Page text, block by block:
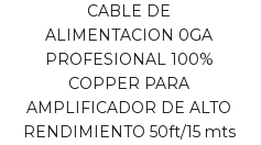
CABLE DE
ALIMENTACION 0GA
PROFESIONAL 100%
COPPER PARA
AMPLIFICADOR DE ALTO
RENDIMIENTO 50ft/15 mts